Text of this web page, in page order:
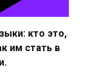
кто это,
им стать в